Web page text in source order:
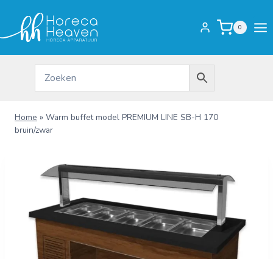
inhoud
0
Home » Warm buffet model PREMIUM LINE SB-H 170
bruin/zwar